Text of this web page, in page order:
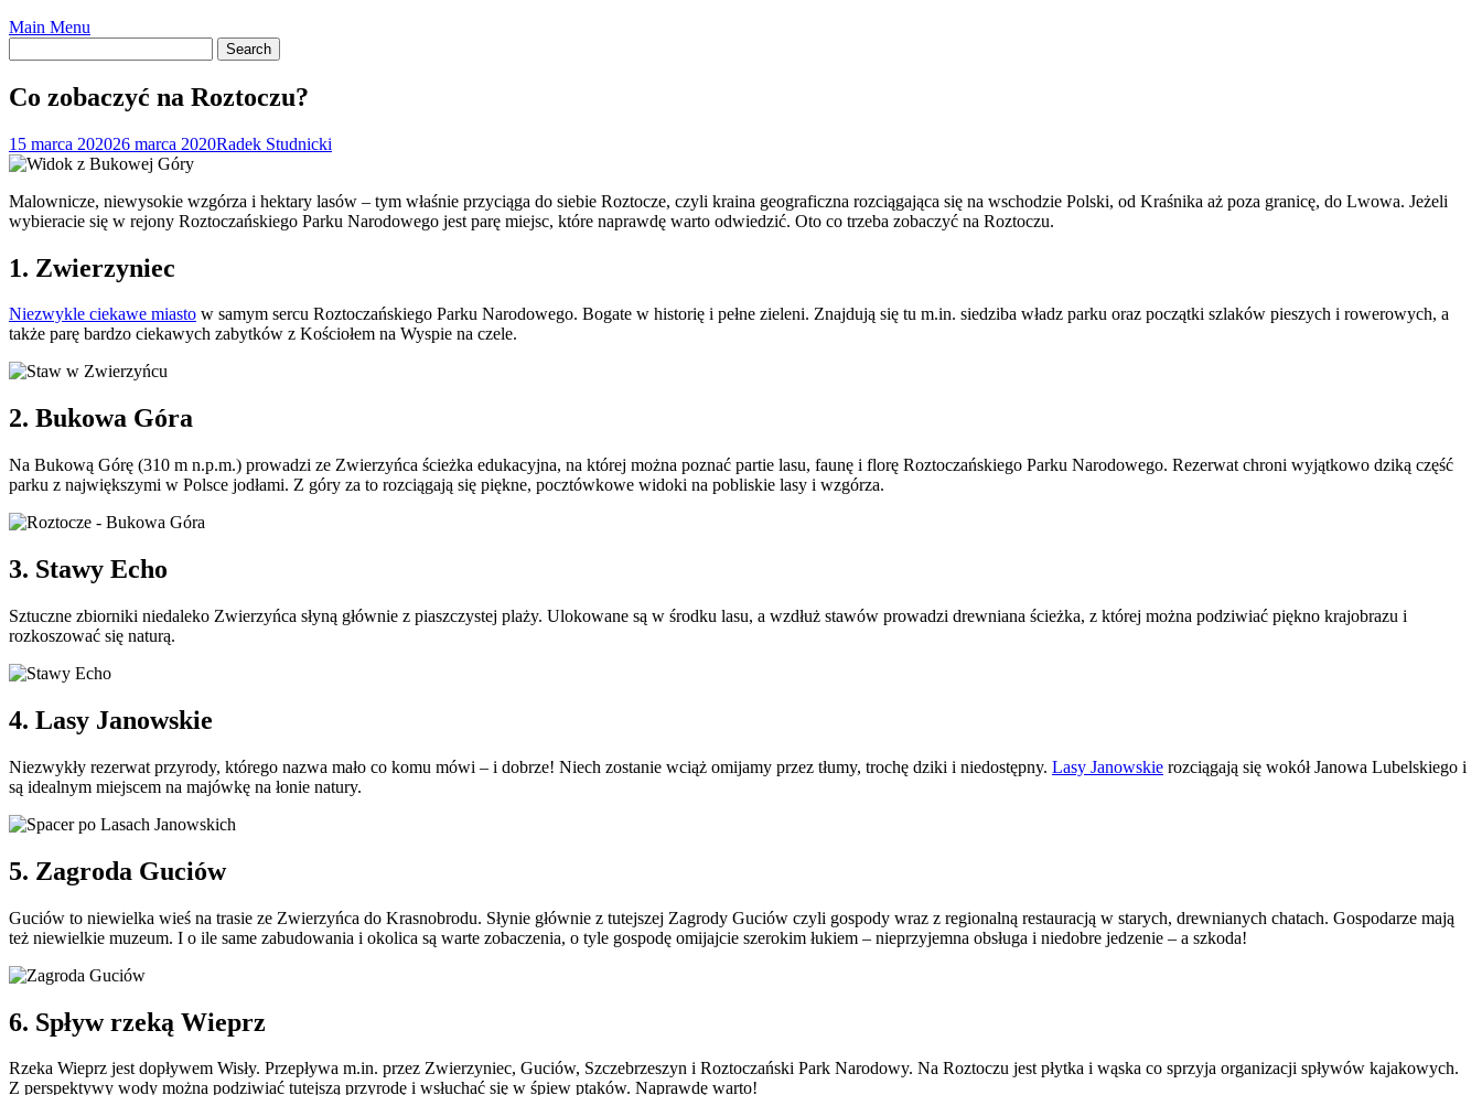
Main Menu
Co zobaczyć na Roztoczu?
15 marca 202026 marca 2020Radek Studnicki
Malownicze, niewysokie wzgórza i hektary lasów – tym właśnie przyciąga do siebie Roztocze, czyli kraina geograficzna rozciągająca się na wschodzie Polski, od Kraśnika aż poza granicę, do Lwowa. Jeżeli
wybieracie się w rejony Roztoczańskiego Parku Narodowego jest parę miejsc, które naprawdę warto odwiedzić. Oto co trzeba zobaczyć na Roztoczu.
1. Zwierzyniec
Niezwykle ciekawe miasto w samym sercu Roztoczańskiego Parku Narodowego. Bogate w historię i pełne zieleni. Znajdują się tu m.in. siedziba władz parku oraz początki szlaków pieszych i rowerowych, a
także parę bardzo ciekawych zabytków z Kościołem na Wyspie na czele.
2. Bukowa Góra
Na Bukową Górę (310 m n.p.m.) prowadzi ze Zwierzyńca ścieżka edukacyjna, na której można poznać partie lasu, faunę i florę Roztoczańskiego Parku Narodowego. Rezerwat chroni wyjątkowo dziką część
parku z największymi w Polsce jodłami. Z góry za to rozciągają się piękne, pocztówkowe widoki na pobliskie lasy i wzgórza.
3. Stawy Echo
Sztuczne zbiorniki niedaleko Zwierzyńca słyną głównie z piaszczystej plaży. Ulokowane są w środku lasu, a wzdłuż stawów prowadzi drewniana ścieżka, z której można podziwiać piękno krajobrazu i
rozkoszować się naturą.
4. Lasy Janowskie
Niezwykły rezerwat przyrody, którego nazwa mało co komu mówi – i dobrze! Niech zostanie wciąż omijamy przez tłumy, trochę dziki i niedostępny. Lasy Janowskie rozciągają się wokół Janowa Lubelskiego i
są idealnym miejscem na majówkę na łonie natury.
5. Zagroda Guciów
Guciów to niewielka wieś na trasie ze Zwierzyńca do Krasnobrodu. Słynie głównie z tutejszej Zagrody Guciów czyli gospody wraz z regionalną restauracją w starych, drewnianych chatach. Gospodarze mają
też niewielkie muzeum. I o ile same zabudowania i okolica są warte zobaczenia, o tyle gospodę omijajcie szerokim łukiem – nieprzyjemna obsługa i niedobre jedzenie – a szkoda!
6. Spływ rzeką Wieprz
Rzeka Wieprz jest dopływem Wisły. Przepływa m.in. przez Zwierzyniec, Guciów, Szczebrzeszyn i Roztoczański Park Narodowy. Na Roztoczu jest płytka i wąska co sprzyja organizacji spływów kajakowych.
Z perspektywy wody można podziwiać tutejszą przyrodę i wsłuchać się w śpiew ptaków. Naprawdę warto!